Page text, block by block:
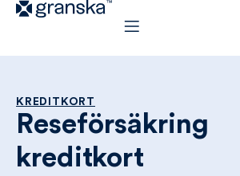
KREDITKORT
Reseförsäkring
kreditkort